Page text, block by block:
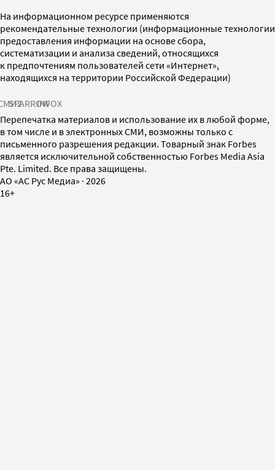
На информационном ресурсе применяются
рекомендательные технологии (информационные технологии
предоставления информации на основе сбора,
систематизации и анализа сведений, относящихся
к предпочтениям пользователей сети «Интернет»,
находящихся на территории Российской Федерации)
SPARROWINFOX
Перепечатка материалов и использование их в любой форме,
в том числе и в электронных СМИ, возможны только с
письменного разрешения редакции. Товарный знак Forbes
является исключительной собственностью Forbes Media Asia
Pte. Limited. Все права защищены.
AO «АС Рус Медиа» · 2026
16+